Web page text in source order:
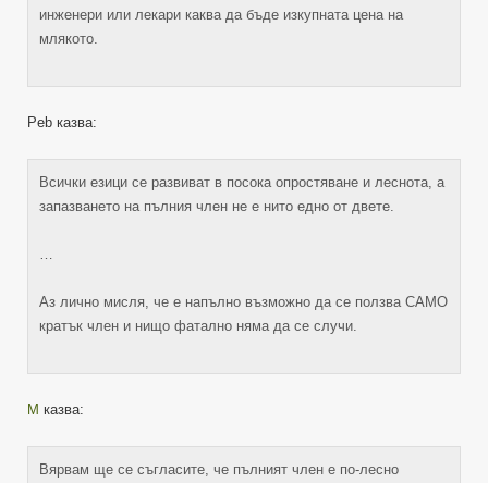
инженери или лекари каква да бъде изкупната цена на
млякото.
Peb казва:
Всички езици се развиват в посока опростяване и леснота, а
запазването на пълния член не е нито едно от двете.
Аз лично мисля, че е напълно възможно да се ползва САМО
кратък член и нищо фатално няма да се случи.
М казва:
Вярвам ще се съгласите, че пълният член е по-лесно